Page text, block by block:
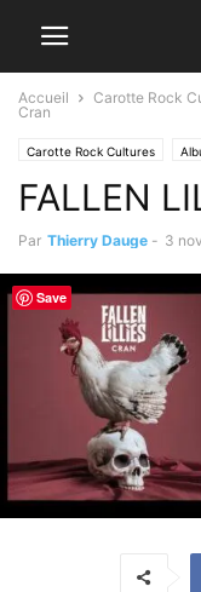
Accueil Carotte Rock
Cran
Carotte Rock Cultures
Groupes rock d'aujourd'hui
FALLEN
Par Thierry Dauge - 3
Save